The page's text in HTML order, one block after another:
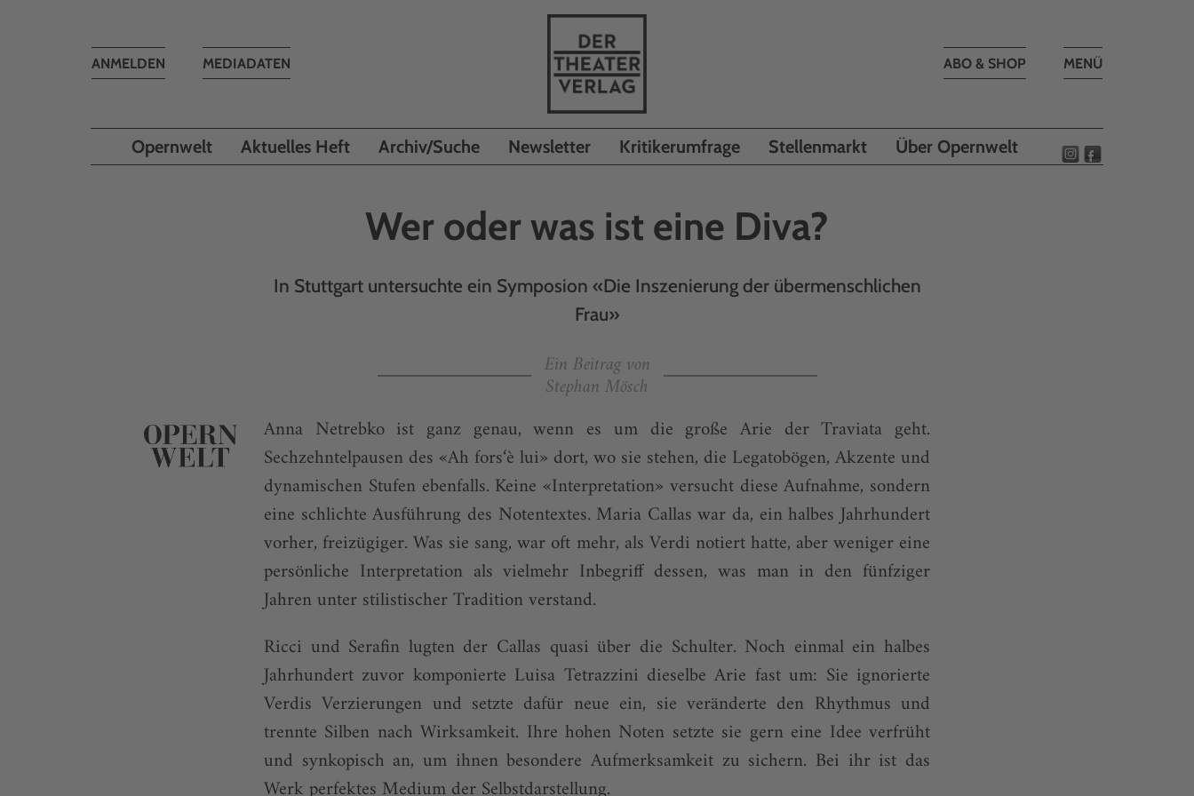
Toggle
MENÜ
ABO & SHOP
MEDIADATEN
Toggle
ANMELDEN
Opernwelt Aktuelles Heft Archiv/Suche Newsletter Kritikerumfrage Stellenmarkt Über Opernwelt
Wer oder was ist eine Diva?
In Stuttgart untersuchte ein Symposion «Die Inszenierung der übermenschlichen
Frau»
Ein Beitrag von
Stephan Mösch
Anna Netrebko ist ganz genau, wenn es um die große Arie der Traviata geht.
Sechzehntelpausen des «Ah fors‘è lui» dort, wo sie stehen, die Legatobögen, Akzente und
dynamischen Stufen ebenfalls. Keine «Interpretation» versucht diese Aufnahme, sondern
eine schlichte Ausführung des Notentextes. Maria Callas war da, ein halbes Jahrhundert
vorher, freizügiger. Was sie sang, war oft mehr, als Verdi notiert hatte, aber weniger eine
persönliche Interpretation als vielmehr Inbegriff dessen, was man in den fünfziger
Jahren unter stilistischer Tradition verstand.
Ricci und Serafin lugten der Callas quasi über die Schulter. Noch einmal ein halbes
Jahrhundert zuvor komponierte Luisa Tetrazzini dieselbe Arie fast um: Sie ignorierte
Verdis Verzierungen und setzte dafür neue ein, sie veränderte den Rhythmus und
trennte Silben nach Wirksamkeit. Ihre hohen Noten setzte sie gern eine Idee verfrüht
und synkopisch an, um ihnen besondere Aufmerksamkeit zu sichern. Bei ihr ist das
Werk perfektes Medium der Selbstdarstellung.